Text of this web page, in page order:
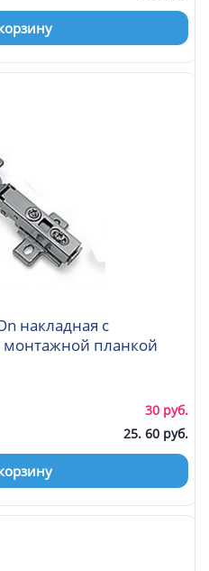
накладная с
планкой
30 руб.
25. 60 руб.